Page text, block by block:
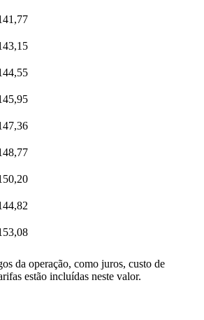
da operação, como juros, custo de
estão incluídas neste valor.